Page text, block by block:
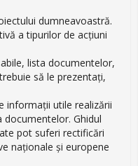
dumneavoastră.
a tipurilor de acțiuni
lista documentelor,
să le prezentaţi,
informații utile realizării
Ghidul
pot suferi rectificări
naţionale şi europene